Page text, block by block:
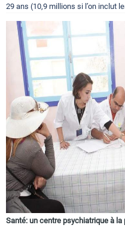
29 ans (10,9 millions si l’on inclut
Santé: un centre psychiatrique à la